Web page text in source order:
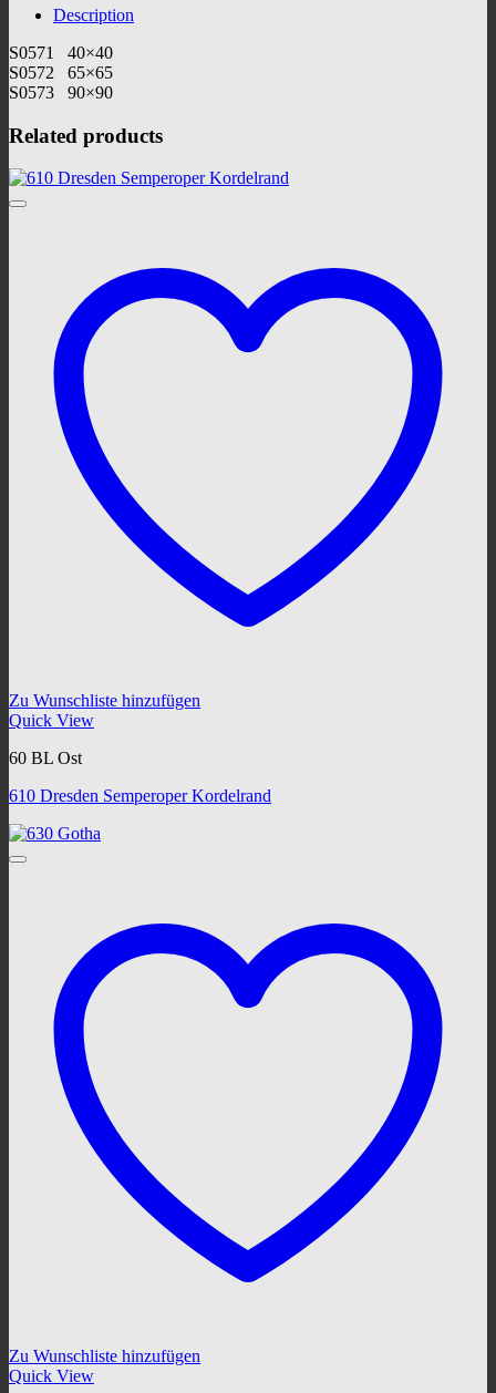
Description
S0571 40×40
S0572 65×65
S0573 90×90
Related products
Zu Wunschliste hinzufügen
Quick View
60 BL Ost
610 Dresden Semperoper Kordelrand
Zu Wunschliste hinzufügen
Quick View